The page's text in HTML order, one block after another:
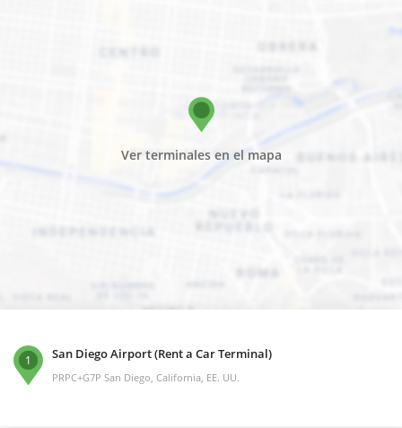
Ver terminales en el mapa
1 San Diego Airport (Rent a Car Terminal)
PRPC+G7P San Diego, California, EE. UU.